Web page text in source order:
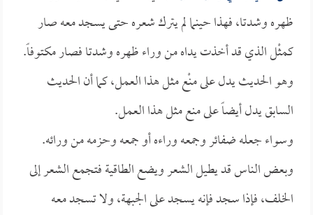
ظهره وشدتا، فهذا حينما لم يترك شعره حتى يسجد معه صار
كمثْل الذي قد أخذت يداه من وراء ظهره وشدتا فصار مكتوفاً.
وهو الحديث يدل على منْع مثل هذا العمل، كما أن الحديث
السابق يدل أيضاً على منع مثل هذا العمل.
وسواء جعله ضفائر وجمعه وراءه أو جمعه وحزمه من ورائه.
وبعض الناس قد يطيل الشعر ويضع الطاقية فتجمع الشعر إلى
الخلف، فإذا سجد فإنه يسجد على الجبهة، ولا تسجد معه